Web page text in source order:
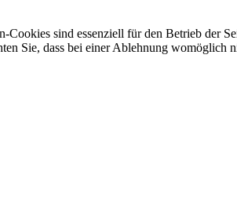
Cookies sind essenziell für den Betrieb der
Sie, dass bei einer Ablehnung